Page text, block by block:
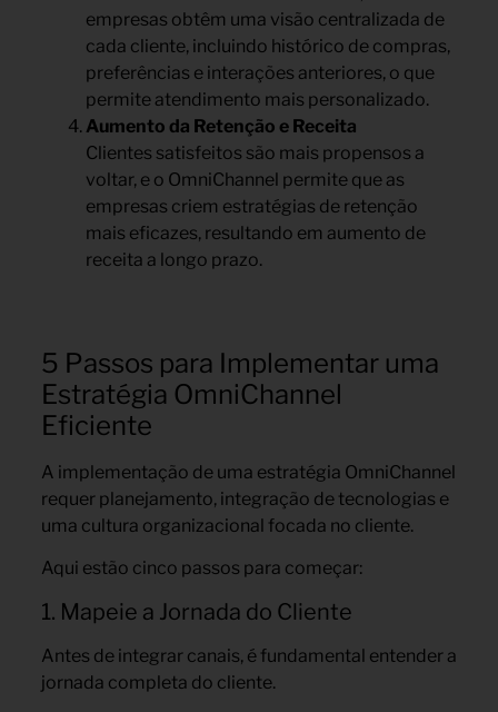
empresas obtêm uma visão centralizada de
cada cliente, incluindo histórico de compras,
preferências e interações anteriores, o que
permite atendimento mais personalizado.
Aumento da Retenção e Receita
Clientes satisfeitos são mais propensos a
voltar, e o OmniChannel permite que as
empresas criem estratégias de retenção
mais eficazes, resultando em aumento de
receita a longo prazo.
5 Passos para Implementar uma
Estratégia OmniChannel
Eficiente
A implementação de uma estratégia OmniChannel
requer planejamento, integração de tecnologias e
uma cultura organizacional focada no cliente.
Aqui estão cinco passos para começar:
1. Mapeie a Jornada do Cliente
Antes de integrar canais, é fundamental entender a
jornada completa do cliente.